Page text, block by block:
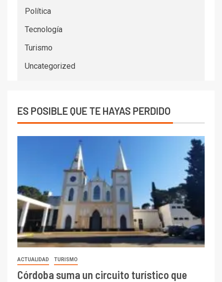
Política
Tecnología
Turismo
Uncategorized
ES POSIBLE QUE TE HAYAS PERDIDO
ACTUALIDAD TURISMO
Córdoba suma un circuito turístico que